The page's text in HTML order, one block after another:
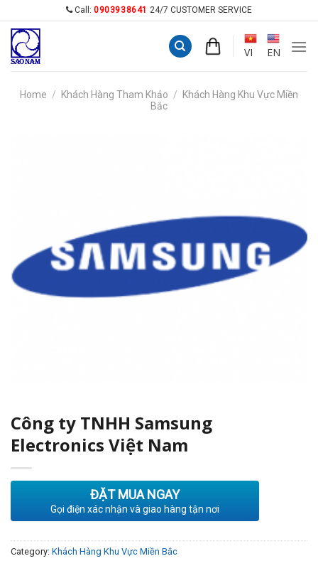
content
Call: 0903938641 24/7 CUSTOMER SERVICE
VI EN
Home / Khách Hàng Tham Khảo /
Khách Hàng Khu Vực Miền
Bắc
Công ty TNHH Samsung
Electronics Việt Nam
ĐẶT MUA NGAY
Gọi điện xác nhận và giao hàng tận nơi
Category: Khách Hàng Khu Vực Miền Bắc